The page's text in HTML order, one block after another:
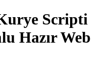
Scripti
Hazır Web